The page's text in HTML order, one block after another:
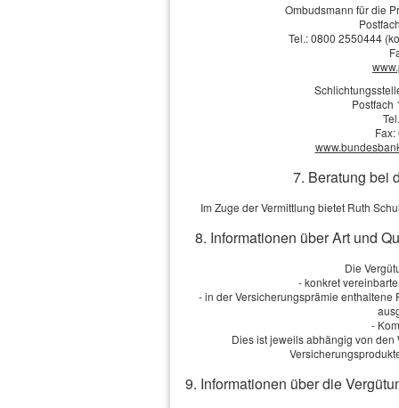
Die Daten
Impressum·Rechtliche Hinweise ·Datenschutz
Ombudsmann für die
Tel.: 0800 2550444
Postfach
7. Beratung bei
Im Zuge der Vermittlung bietet Ruth
8. Informationen über Art und
Die
- konkret
- in der Versicherungsprämie
-
Dies ist jeweils abhängig von
9. Informationen über die